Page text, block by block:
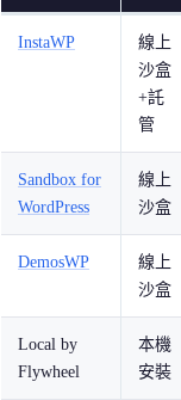
InstaWP
線上
沙盒
+託
管
Sandbox for
WordPress
線上
沙盒
DemosWP
線上
沙盒
Local by
Flywheel
本機
安裝